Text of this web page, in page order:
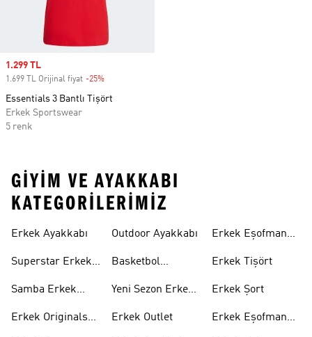
Sale price
1.299 TL
1.699 TL Orijinal fiyat -25%
Essentials 3 Bantlı Tişört
Erkek Sportswear
5 renk
GIYIM VE AYAKKABI
KATEGORILERIMIZ
Erkek Ayakkabı
Superstar Erkek
Samba Erkek
Erkek Originals
Outdoor Ayakkabı
Basketbol
Yeni Sezon Erkek
Erkek Outlet
Erkek Eşofman
Erkek Tişört
Erkek Şort
Erkek Eşofman